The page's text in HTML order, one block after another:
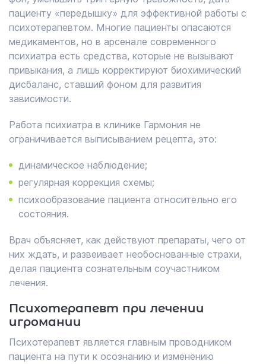
пациенту «передышку» для эффективной работы с
психотерапевтом. Многие пациенты опасаются
медикаментов, но в арсенале современного
психиатра есть средства, которые не вызывают
привыкания, а лишь корректируют биохимический
дисбаланс, ставший фоном для развития
зависимости.
Работа психиатра в клинике Гармония не
ограничивается выписыванием рецепта, это:
динамическое наблюдение;
регулярная коррекция схемы;
психообразование пациента относительно его
состояния.
Врач объясняет, как действуют препараты, чего от
них ждать, и развеивает необоснованные страхи,
делая пациента сознательным соучастником
лечения.
Психотерапевт при лечении
игромании
Психотерапевт является главным проводником
пациента на пути к осознанию и изменению